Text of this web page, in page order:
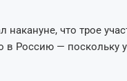
накануне, что трое
в Россию — поскольку